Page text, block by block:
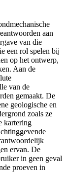
aan
van die
een rol spelen bij
op het ontwerp,
Aan de
van de
gemaakt. De
geologische en
zoals ze
kartering
ervan. De
in geen geval
proeven in